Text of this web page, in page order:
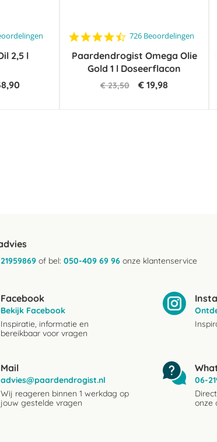
2,5 l
4.7
rating
726 Beoordelingen
Paardendrogist Omega Olie
Gold 1 l Doseerflacon
€ 23,50 € 19,98
of bel: 050-409 69 96 onze klantenservice
Facebook
Bekijk Facebook
Inspiratie, informatie en
bereikbaar voor vragen
Mail
advies@paardendrogist.nl
Wij reageren binnen 1 werkdag op
jouw gestelde vragen
06-
onze